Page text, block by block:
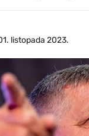
listopada 2023.